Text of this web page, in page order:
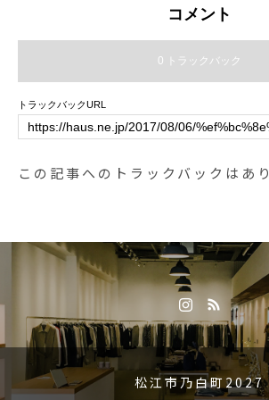
コメント
0 トラックバック
トラックバックURL
この記事へのトラックバックはあ
松江市乃白町2027